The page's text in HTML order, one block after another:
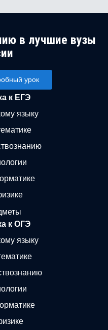
в лучшие вузы
урок
к ЕГЭ
языку
к ОГЭ
языку